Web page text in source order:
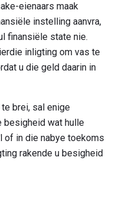
eienaars maak
instelling aanvra,
finansiële state nie.
inligting om vas te
u die geld daarin in
brei, sal enige
wat hulle
of in die nabye toekoms
rakende u besigheid